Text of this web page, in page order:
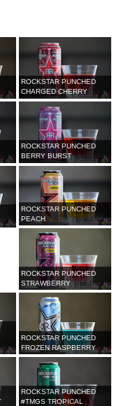
ROCKSTAR PUNCHED
CHARGED CHERRY
ROCKSTAR PUNCHED
BERRY BURST
ROCKSTAR PUNCHED
PEACH
ROCKSTAR PUNCHED
STRAWBERRY
ROCKSTAR PUNCHED
FROZEN RASPBERRY
ROCKSTAR PUNCHED
#TMGS TROPICAL